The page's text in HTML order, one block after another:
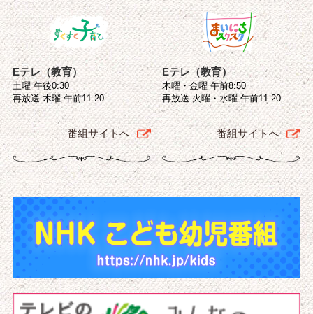
Eテレ（教育）
土曜 午後0:30
再放送 木曜 午前11:20
番組サイトへ
Eテレ（教育）
木曜・金曜 午前8:50
再放送 火曜・水曜 午前11:20
番組サイトへ